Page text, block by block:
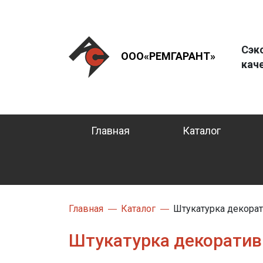
ООО«РЕМГАРАНТ»
Главная Каталог
Главная Каталог Штукатурка
Штукатурка